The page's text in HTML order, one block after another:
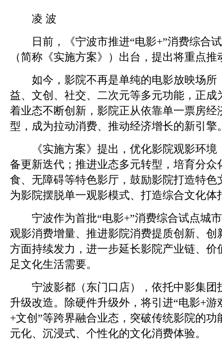
凌 波
日前，《宁波市推进“电影+”消费综合
（简称《实施方案》）出台，提出将重点
如今，影院不再是单纯的电影放映场所
益、文创、社交、二次元等多元功能，正成
着业态不断创新，影院正从依靠单一票房经
型，成为拉动消费、推动经济增长的新引擎
《实施方案》提出，优化影院观影环境
备更新迭代；推进业态多元转型，培育分众
食、无障碍等特色影厅，鼓励影院打造特色
为影院摆脱单一观影模式、打造综合文化体
宁波作为首批“电影+”消费综合试点城
观影消费增量、推进影院消费提质创新、创
方面持续发力，进一步延长影院产业链、价
足文化生活需要。
宁波影都（东门口店），依托中影集团
升级改造。除硬件升级外，将引进“电影+游
+文创”等跨界融合业态，突破传统影院的
元化、沉浸式、个性化的文化消费体验。